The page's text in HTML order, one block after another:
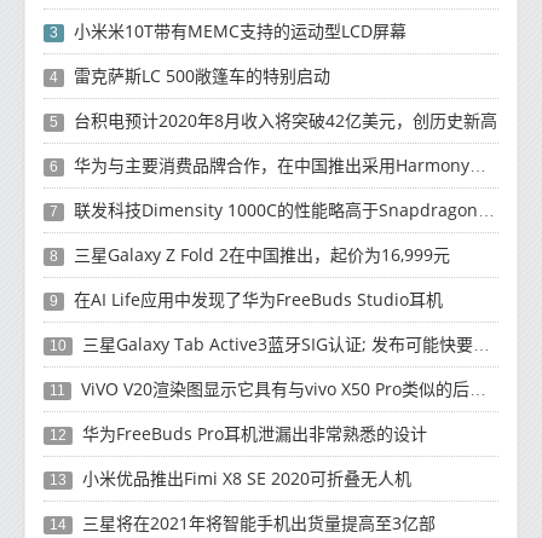
3 小米米10T带有MEMC支持的运动型LCD屏幕
4 雷克萨斯LC 500敞篷车的特别启动
5 台积电预计2020年8月收入将突破42亿美元，创历史新高
6 华为与主要消费品牌合作，在中国推出采用HarmonyOS 2.0的智能家居产品
7 联发科技Dimensity 1000C的性能略高于Snapdragon 765G
8 三星Galaxy Z Fold 2在中国推出，起价为16,999元
9 在AI Life应用中发现了华为FreeBuds Studio耳机
10 三星Galaxy Tab Active3蓝牙SIG认证; 发布可能快要结束了
11 ViVO V20渲染图显示它具有与vivo X50 Pro类似的后部设计
12 华为FreeBuds Pro耳机泄漏出非常熟悉的设计
13 小米优品推出Fimi X8 SE 2020可折叠无人机
14 三星将在2021年将智能手机出货量提高至3亿部